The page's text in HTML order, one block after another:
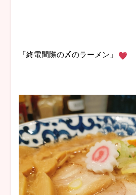
「終電間際の〆のラーメン」